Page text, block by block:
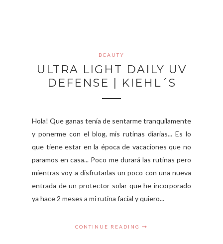
BEAUTY
ULTRA LIGHT DAILY UV
DEFENSE | KIEHL´S
Hola! Que ganas tenía de sentarme tranquilamente
y ponerme con el blog, mis rutinas diarias... Es lo
que tiene estar en la época de vacaciones que no
paramos en casa... Poco me durará las rutinas pero
mientras voy a disfrutarlas un poco con una nueva
entrada de un protector solar que he incorporado
ya hace 2 meses a mi rutina facial y quiero...
CONTINUE READING